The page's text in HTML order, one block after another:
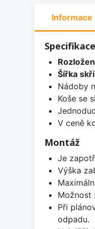
Informace
Specifikace
Šířka
Nádoby
Koše se
V ceně
Montáž
Je
Výška
Možnost
Při
odpadu.